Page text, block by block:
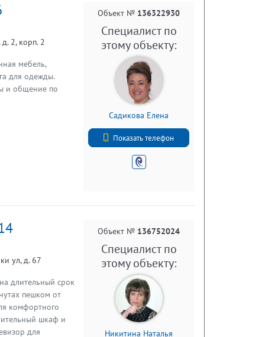
2, корп. 2
мебель,
для одежды.
и общение по
Объект № 136322930
Специалист по
этому объекту:
Садикова Елена
Показать телефон
+7 (812) 740-71-50
ул, д. 67
длительный срок
пешкoм от
комфopтнoгo
шкaф и
для
Объект № 136752024
Специалист по
этому объекту:
Никитина Наталья